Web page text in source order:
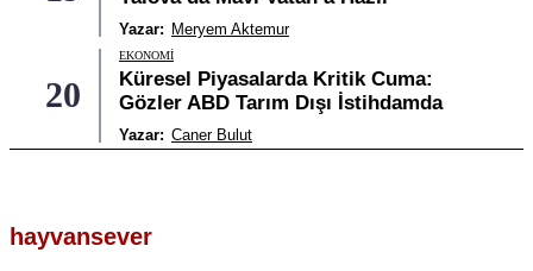
Yazar: Meryem Aktemur
20
EKONOMI
Küresel Piyasalarda Kritik Cuma:
Gözler ABD Tarım Dışı İstihdamda
Yazar: Caner Bulut
hayvansever